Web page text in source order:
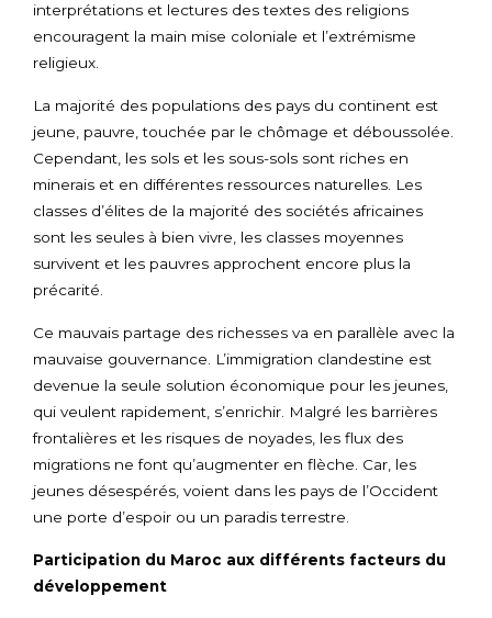
interprétations et lectures des textes des religions
encouragent la main mise coloniale et l’extrémisme
religieux.
La majorité des populations des pays du continent est
jeune, pauvre, touchée par le chômage et déboussolée.
Cependant, les sols et les sous-sols sont riches en
minerais et en différentes ressources naturelles. Les
classes d’élites de la majorité des sociétés africaines
sont les seules à bien vivre, les classes moyennes
survivent et les pauvres approchent encore plus la
précarité.
Ce mauvais partage des richesses va en parallèle avec la
mauvaise gouvernance. L’immigration clandestine est
devenue la seule solution économique pour les jeunes,
qui veulent rapidement, s’enrichir. Malgré les barrières
frontalières et les risques de noyades, les flux des
migrations ne font qu’augmenter en flèche. Car, les
jeunes désespérés, voient dans les pays de l’Occident
une porte d’espoir ou un paradis terrestre.
Participation du Maroc aux différents facteurs du
développement